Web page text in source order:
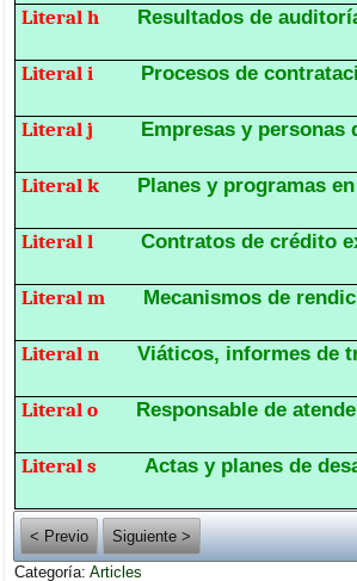
Literal h Resultados de
Literal i Procesos de
Literal j Empresas y
Literal k Planes y programas
Literal lContratos de crédito
Literal m Mecanismos de
Literal nViáticos, informes de
Literal o Responsable de
Literal s Actas y planes de
< Previo
Siguiente >
Categoría:Articles